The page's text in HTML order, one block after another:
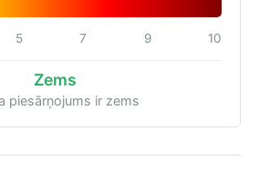
5 7 9 10
Zems
piesārņojums ir zems